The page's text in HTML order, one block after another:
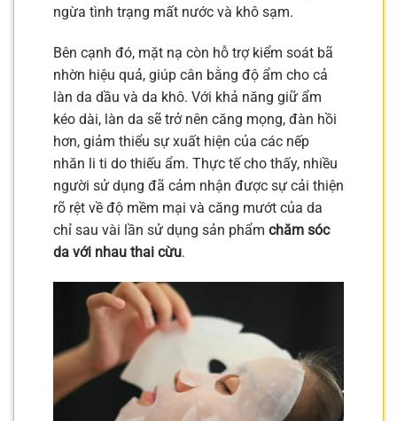
ngừa tình trạng mất nước và khô sạm.
Bên cạnh đó, mặt nạ còn hỗ trợ kiểm soát bã
nhờn hiệu quả, giúp cân bằng độ ẩm cho cả
làn da dầu và da khô. Với khả năng giữ ẩm
kéo dài, làn da sẽ trở nên căng mọng, đàn hồi
hơn, giảm thiểu sự xuất hiện của các nếp
nhăn li ti do thiếu ẩm. Thực tế cho thấy, nhiều
người sử dụng đã cảm nhận được sự cải thiện
rõ rệt về độ mềm mại và căng mướt của da
chỉ sau vài lần sử dụng sản phẩm chăm sóc
da với nhau thai cừu.